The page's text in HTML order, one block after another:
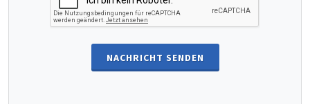
NACHRICHT SENDEN